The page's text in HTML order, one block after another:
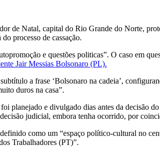
de Natal, capital do Rio Grande do Norte,
processo de cassação.
e questões politicas”. O caso em
Jair Messias Bolsonaro (PL).
a frase ‘Bolsonaro na cadeia’,
duros na casa”.
planejado e divulgado dias antes da decisão
judicial, embora tenha ocorrido, por
como um “espaço político-cultural no
Trabalhadores (PT)”.